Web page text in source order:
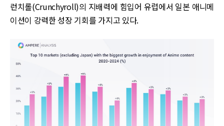
런치롤(Crunchyroll)의 지배력에 힘입어 유럽에서 일본 애니메
이션이 강력한 성장 기회를 가지고 있다.